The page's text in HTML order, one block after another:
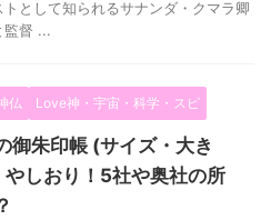
トとして知られるサナンダ・クマラ卿
監督 ...
仏 Love神・宇宙・科学・スピ
御朱印帳 (サイズ・大き
やしおり！5社や奥社の所